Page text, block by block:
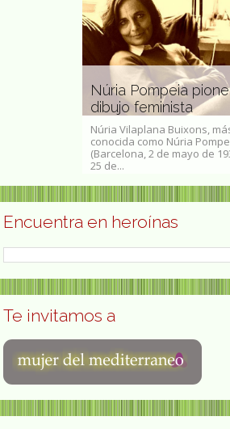
Núria Pompeia
dibujo feminista
Núria Vilaplana Buixons,
conocida como Núria
(Barcelona, 2 de mayo de
25 de...
Encuentra en heroínas
Te invitamos a